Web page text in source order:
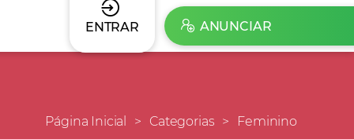
ENTRAR ANUNCIAR
Página Inicial Categorias Feminino